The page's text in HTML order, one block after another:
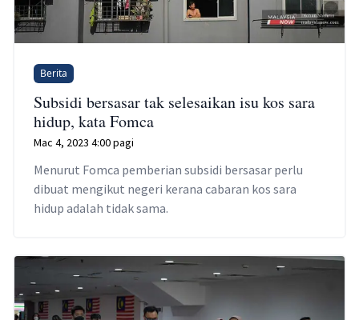
Berita
Subsidi bersasar tak selesaikan isu kos sara
hidup, kata Fomca
Mac 4, 2023 4:00 pagi
Menurut Fomca pemberian subsidi bersasar perlu
dibuat mengikut negeri kerana cabaran kos sara
hidup adalah tidak sama.